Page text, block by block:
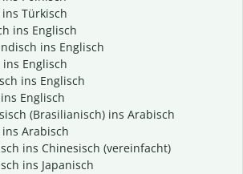
Türkisch
ins Englisch
ins Englisch
Englisch
ins Englisch
Englisch
(Brasilianisch) ins Arabisch
Arabisch
ins Chinesisch (vereinfacht)
ins Japanisch